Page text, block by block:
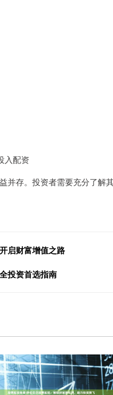
入配资
并存。投资者需要充分了解
启财富增值之路
投资首选指南